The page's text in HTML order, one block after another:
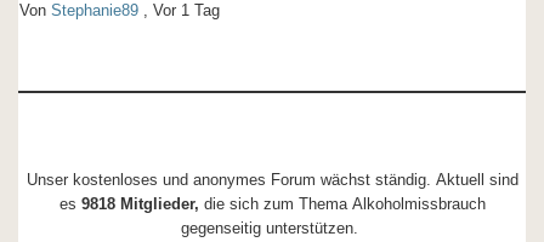
Von Stephanie89 , Vor 1 Tag
Unser kostenloses und anonymes Forum wächst ständig. Aktuell sind
es 9818 Mitglieder, die sich zum Thema Alkoholmissbrauch
gegenseitig unterstützen.